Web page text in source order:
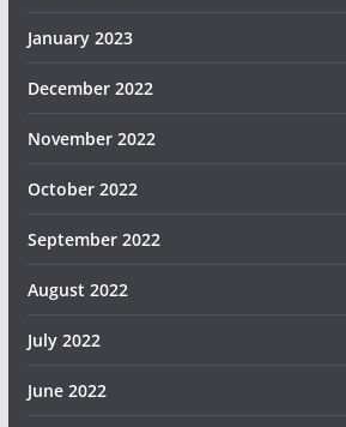
January 2023
December 2022
November 2022
October 2022
September 2022
August 2022
July 2022
June 2022